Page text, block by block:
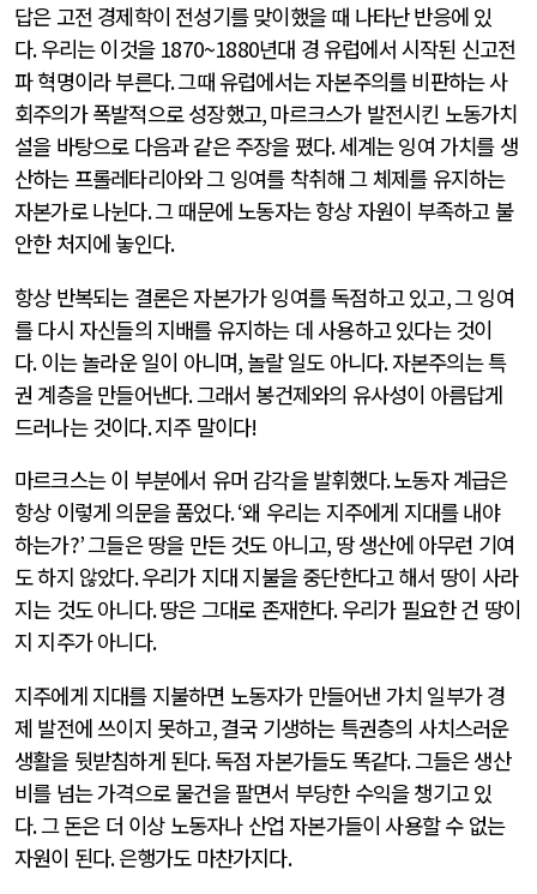
답은 고전 경제학이 전성기를 맞이했을 때 나타난 반응에 있
다.우리는 이것을 1870~1880년대 경 유럽에서 시작된 신고전
파 혁명이라 부른다.그때 유럽에서는 자본주의를 비판하는 사
회주의가 폭발적으로 성장했고,마르크스가 발전시킨 노동가치
설을 바탕으로 다음과 같은 주장을 폈다.세계는 잉여 가치를 생
산하는 프롤레타리아와 그 잉여를 착취해 그 체제를 유지하는
자본가로 나뉜다.그 때문에 노동자는 항상 자원이 부족하고 불
안한 처지에 놓인다.
항상 반복되는 결론은 자본가가 잉여를 독점하고 있고,그 잉여
를 다시 자신들의 지배를 유지하는 데 사용하고 있다는 것이
다.이는 놀라운 일이 아니며, 놀랄 일도 아니다.자본주의는 특
권 계층을 만들어낸다.그래서 봉건제와의 유사성이 아름답게
드러나는 것이다.지주 말이다!
마르크스는 이 부분에서 유머 감각을 발휘했다.노동자 계급은
항상 이렇게 의문을 품었다. ‘왜 우리는 지주에게 지대를 내야
하는가?’그들은 땅을 만든 것도 아니고, 땅 생산에 아무런 기여
도 하지 않았다.우리가 지대 지불을 중단한다고 해서 땅이 사라
지는 것도 아니다.땅은 그대로 존재한다.우리가 필요한 건 땅이
지 지주가 아니다.
지주에게 지대를 지불하면 노동자가 만들어낸 가치 일부가 경
제 발전에 쓰이지 못하고,결국 기생하는 특권층의 사치스러운
생활을 뒷받침하게 된다.독점 자본가들도 똑같다.그들은 생산
비를 넘는 가격으로 물건을 팔면서 부당한 수익을 챙기고 있
다.그 돈은 더 이상 노동자나 산업 자본가들이 사용할 수 없는
자원이 된다.은행가도 마찬가지다.